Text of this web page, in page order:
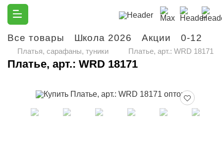
Все товары Школа 2026 Акции 0-12
Платья, сарафаны, туники Платье, арт.: WRD 18171
Платье, арт.: WRD 18171